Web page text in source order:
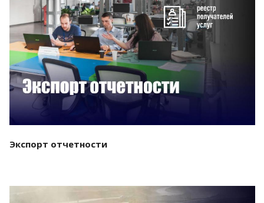
Смотреть проект
Экспорт отчетности